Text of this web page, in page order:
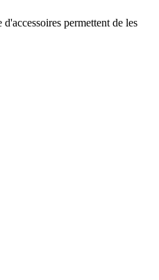
permettent de les